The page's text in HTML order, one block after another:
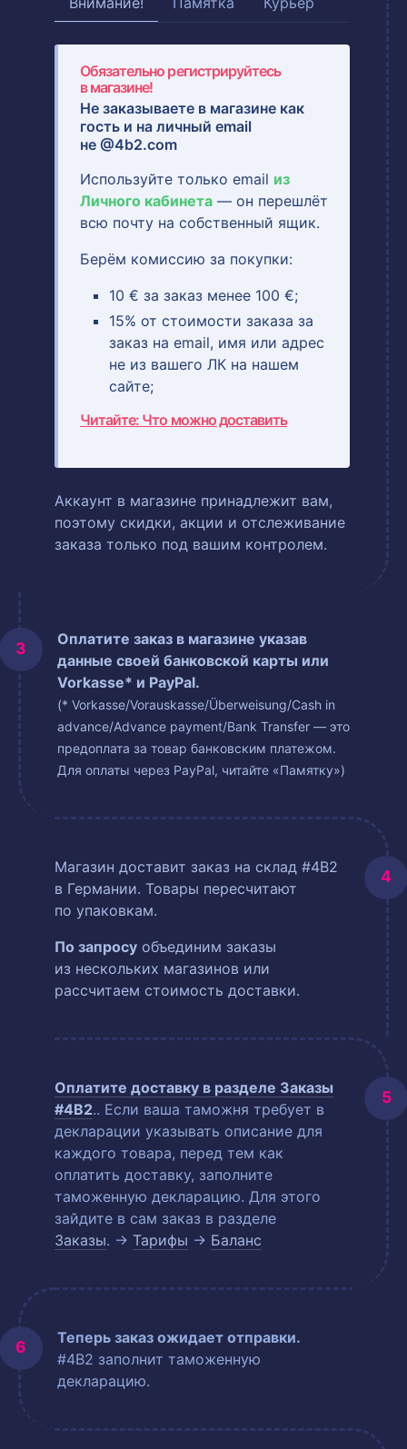
Обязательно регистрируйтесь
в магазине!
Не заказываете в магазине как
гость и на личный email
не @4b2.com
Используйте только email из
Личного кабинета — он перешлёт
всю почту на собственный ящик.
Берём комиссию за покупки:
10 € за заказ менее 100 €;
15% от стоимости заказа за
заказ на email, имя или адрес
не из вашего ЛК на нашем
сайте;
Читайте: Что можно доставить
Аккаунт в магазине принадлежит вам,
поэтому скидки, акции и отслеживание
заказа только под вашим контролем.
Оплатите заказ в магазине указав
данные своей банковской карты или
Vorkasse* и PayPal.
(* Vorkasse/Vorauskasse/Überweisung/Cash in
advance/Advance payment/Bank Transfer — это
предоплата за товар банковским платежом.
Для оплаты через PayPal, читайте «Памятку»)
Магазин доставит заказ на склад #4B2
в Германии. Товары пересчитают
по упаковкам.
По запросу объединим заказы
из нескольких магазинов или
рассчитаем стоимость доставки.
Оплатите доставку в разделе Заказы
#4B2.. Если ваша таможня требует в
декларации указывать описание для
каждого товара, перед тем как
оплатить доставку, заполните
таможенную декларацию. Для этого
зайдите в сам заказ в разделе
Заказы. → Тарифы → Баланс
Теперь заказ ожидает отправки.
#4B2 заполнит таможенную
декларацию.